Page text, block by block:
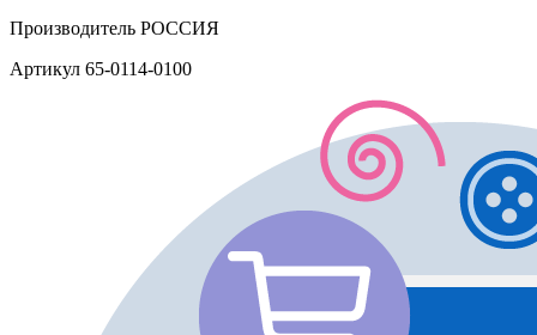
Производитель РОССИЯ
Артикул 65-0114-0100